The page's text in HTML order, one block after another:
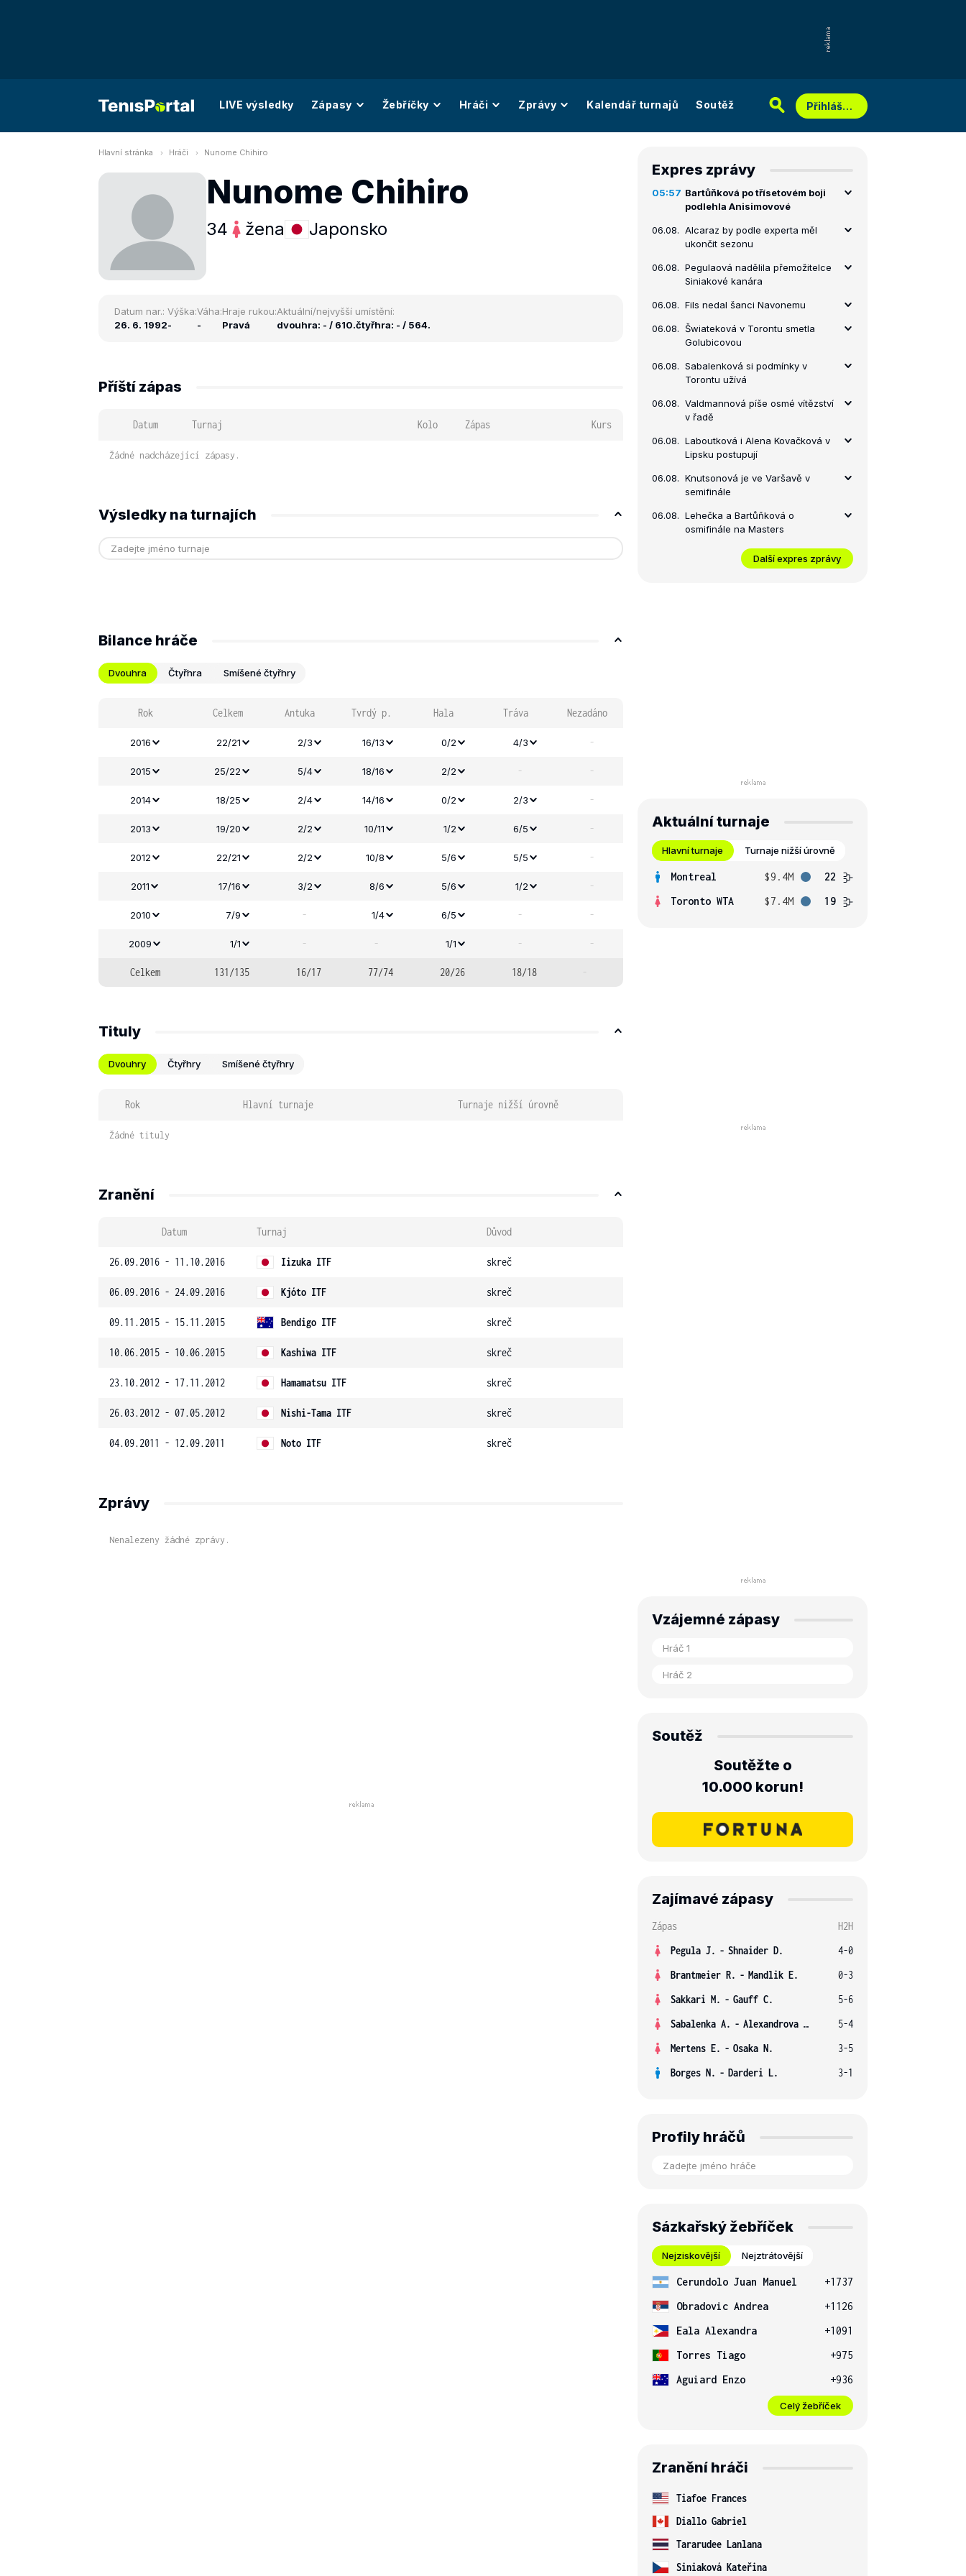
LIVE výsledky Zápasy Žebříčky Hráči Zprávy Kalendář turnajů Soutěž Přihlášení
Hlavní stránka Hráči Nunome Chihiro
Nunome Chihiro
34 žena Japonsko
Datum nar.:
26. 6. 1992
Výška:
-
Váha:
-
Hraje rukou:
Pravá
Aktuální/nejvyšší umístění:
dvouhra: - / 610.čtyřhra: - / 564.
Příští zápas
Datum Turnaj Kolo Zápas Kurs
Žádné nadcházející zápasy.
Výsledky na turnajích
Bilance hráče
Dvouhra Čtyřhra Smíšené čtyřhry
Rok Celkem Antuka Tvrdý p. Hala Tráva Nezadáno
2016 22/21 2/3 16/13 0/2 4/3 -
2015 25/22 5/4 18/16 2/2 - -
2014 18/25 2/4 14/16 0/2 2/3 -
2013 19/20 2/2 10/11 1/2 6/5 -
2012 22/21 2/2 10/8 5/6 5/5 -
2011 17/16 3/2 8/6 5/6 1/2 -
2010 7/9 - 1/4 6/5 - -
2009 1/1 - - 1/1 - -
Celkem 131/135 16/17 77/74 20/26 18/18 -
Tituly
Dvouhry Čtyřhry Smíšené čtyřhry
Rok Hlavní turnaje Turnaje nižší úrovně
Žádné tituly
Zranění
Datum Turnaj Důvod
26.09.2016 - 11.10.2016 Iizuka ITF skreč
06.09.2016 - 24.09.2016 Kjóto ITF skreč
09.11.2015 - 15.11.2015 Bendigo ITF skreč
10.06.2015 - 10.06.2015 Kashiwa ITF skreč
23.10.2012 - 17.11.2012 Hamamatsu ITF skreč
26.03.2012 - 07.05.2012 Nishi-Tama ITF skreč
04.09.2011 - 12.09.2011 Noto ITF skreč
Zprávy
Nenalezeny žádné zprávy.
Expres zprávy
05:57 Bartůňková po třísetovém boji
podlehla Anisimovové
06.08. Alcaraz by podle experta měl
ukončit sezonu
06.08. Pegulaová nadělila přemožitelce
Siniakové kanára
06.08. Fils nedal šanci Navonemu
06.08. Šwiateková v Torontu smetla
Golubicovou
06.08. Sabalenková si podmínky v
Torontu užívá
06.08. Valdmannová píše osmé vítězství
v řadě
06.08. Laboutková i Alena Kovačková v
Lipsku postupují
06.08. Knutsonová je ve Varšavě v
semifinále
06.08. Lehečka a Bartůňková o
osmifinále na Masters
Další expres zprávy
Aktuální turnaje
Hlavní turnaje Turnaje nižší úrovně
Montreal $9.4M
22
Toronto WTA
$7.4M 19
Vzájemné zápasy
Soutěž
Soutěžte o
10.000 korun!
Zajímavé zápasy
Zápas
H2H
Pegula J. - Shnaider D.
4-0
Brantmeier R. - Mandlik E.
0-3
Sakkari M. - Gauff C.
5-6
Sabalenka A. - Alexandrova E.
5-4
Mertens E. - Osaka N.
3-5
Borges N. - Darderi L. 3-1
Profily hráčů
Sázkařský žebříček
Nejziskovější Nejztrátovější
Cerundolo Juan Manuel
+1737
Obradovic Andrea
+1126
Eala Alexandra
+1091
Torres Tiago
+975
Aguiard Enzo
+936
Celý žebříček
Zranění hráči
Tiafoe Frances
Diallo Gabriel
Tararudee Lanlana
Siniaková Kateřina